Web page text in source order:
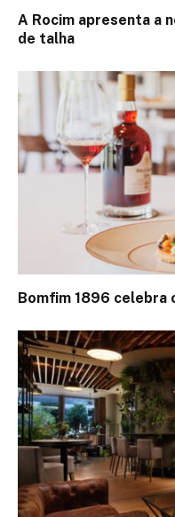
A Rocim apresenta a
de talha
Bomfim 1896 celebra